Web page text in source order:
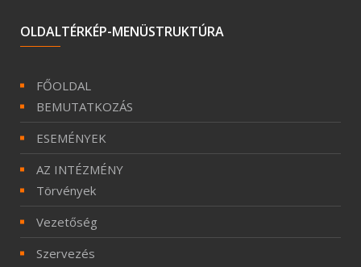
OLDALTÉRKÉP-MENÜSTRUKTÚRA
FŐOLDAL
BEMUTATKOZÁS
ESEMÉNYEK
AZ INTÉZMÉNY
Törvények
Vezetőség
Szervezés